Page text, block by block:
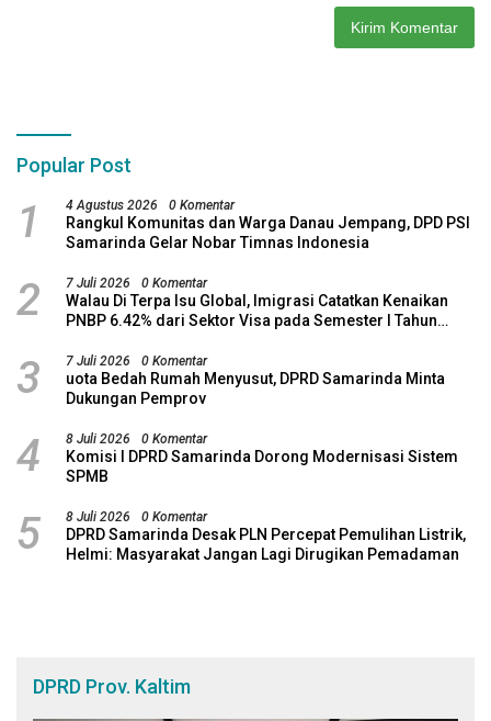
Popular Post
1 4 Agustus 2026 0 Komentar
Rangkul Komunitas dan Warga Danau Jempang, DPD PSI
Samarinda Gelar Nobar Timnas Indonesia
2 7 Juli 2026 0 Komentar
Walau Di Terpa Isu Global, Imigrasi Catatkan Kenaikan
PNBP 6.42% dari Sektor Visa pada Semester I Tahun
3 7 Juli 2026 0 Komentar
uota Bedah Rumah Menyusut, DPRD Samarinda Minta
Dukungan Pemprov
4 8 Juli 2026 0 Komentar
Komisi I DPRD Samarinda Dorong Modernisasi Sistem
SPMB
5 8 Juli 2026 0 Komentar
DPRD Samarinda Desak PLN Percepat Pemulihan Listrik,
Helmi: Masyarakat Jangan Lagi Dirugikan Pemadaman
DPRD Prov. Kaltim